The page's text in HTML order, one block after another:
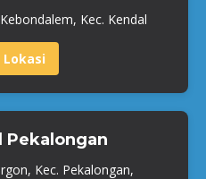
Kec. Kendal
Pekalongan
Kec. Pekalongan,